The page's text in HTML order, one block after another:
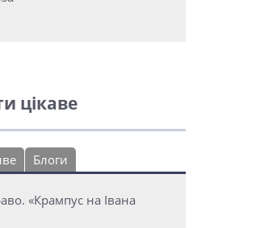
цікаве
Блоги
«Крампус на Івана